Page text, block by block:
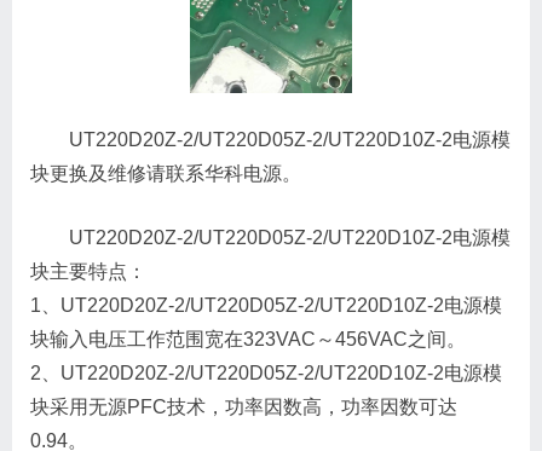
UT220D20Z-2/UT220D05Z-2/UT220D10Z-2电源模
块更换及维修请联系华科电源。
UT220D20Z-2/UT220D05Z-2/UT220D10Z-2电源模
块主要特点：
1、UT220D20Z-2/UT220D05Z-2/UT220D10Z-2电源模
块输入电压工作范围宽在323VAC～456VAC之间。
2、UT220D20Z-2/UT220D05Z-2/UT220D10Z-2电源模
块采用无源PFC技术，功率因数高，功率因数可达
0.94。